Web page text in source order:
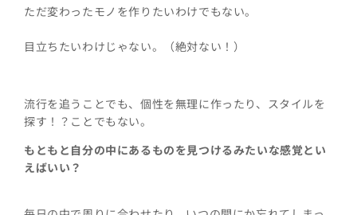
ただ変わったモノを作りたいわけでもない。
目立ちたいわけじゃない。（絶対ない！）
流行を追うことでも、個性を無理に作ったり、スタイルを
探す！？ことでもない。
もともと自分の中にあるものを見つけるみたいな感覚とい
えばいい？